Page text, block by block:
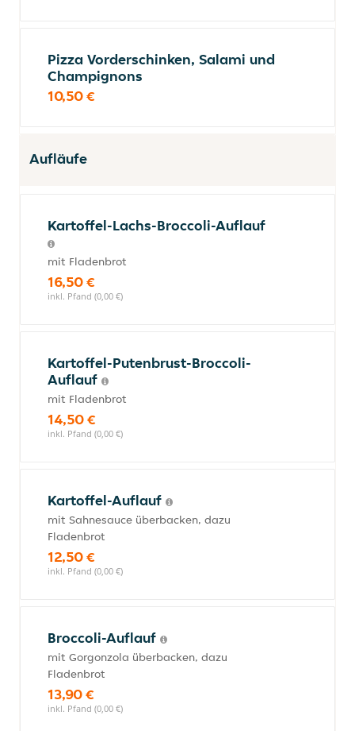
Pizza Vorderschinken, Salami und
Champignons
10,50 €
Aufläufe
Kartoffel-Lachs-Broccoli-Auflauf
mit Fladenbrot
16,50 €
inkl. Pfand (0,00 €)
Kartoffel-Putenbrust-Broccoli-
Auflauf
mit Fladenbrot
14,50 €
inkl. Pfand (0,00 €)
Kartoffel-Auflauf
mit Sahnesauce überbacken, dazu
Fladenbrot
12,50 €
inkl. Pfand (0,00 €)
Broccoli-Auflauf
mit Gorgonzola überbacken, dazu
Fladenbrot
13,90 €
inkl. Pfand (0,00 €)